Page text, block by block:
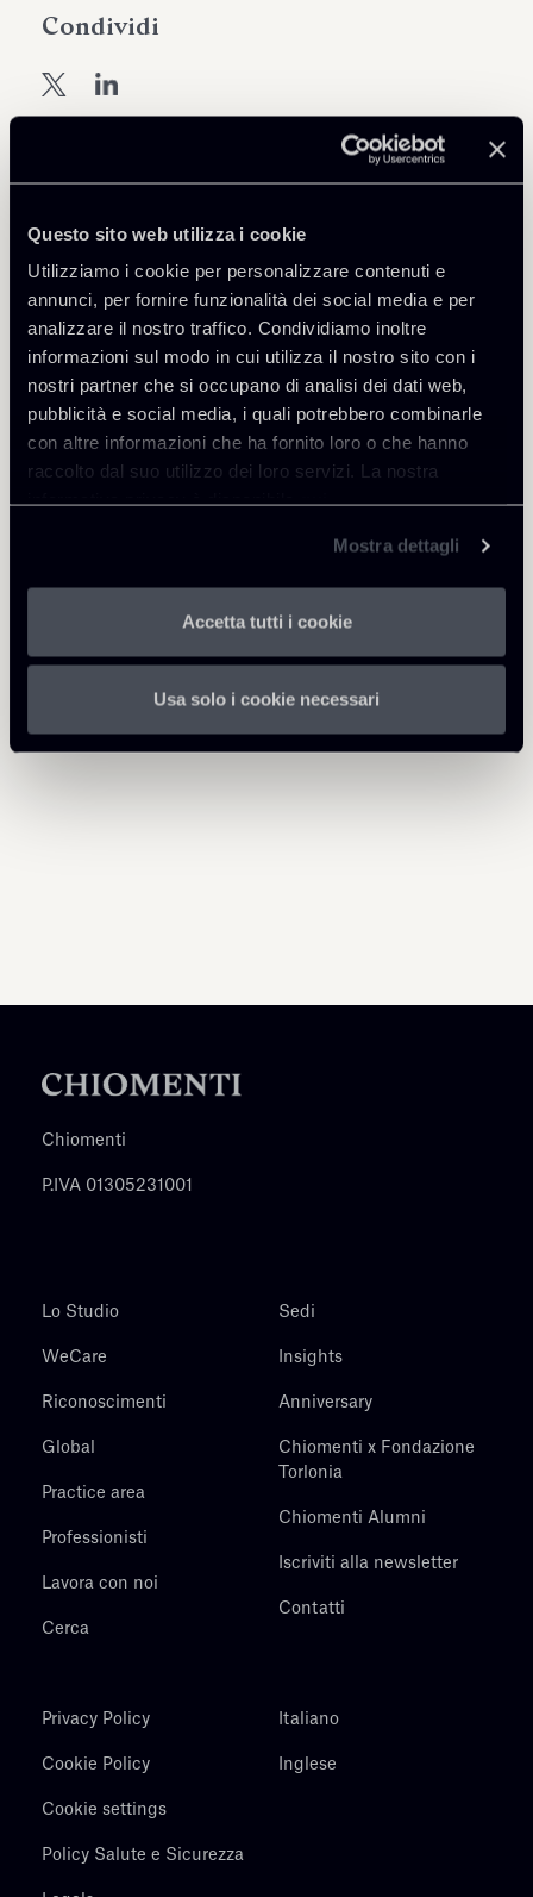
Questo sito web utilizza i cookie
Utilizziamo i cookie per personalizzare contenuti e
annunci, per fornire funzionalità dei social media e per
analizzare il nostro traffico. Condividiamo inoltre
informazioni sul modo in cui utilizza il nostro sito con i
nostri partner che si occupano di analisi dei dati web,
pubblicità e social media, i quali potrebbero combinarle
con altre informazioni che ha fornito loro o che hanno
raccolto dal suo utilizzo dei loro servizi. La nostra
informativa privacy è disponibilequi.
Mostra dettagli
Accetta tutti i cookie
Usa solo i cookie necessari
Approfondisci
Scarica Allegati
Newsalert-Commissione-UE-
Proposta-regolamento-
sovvenzioni-estere-
05052021.pdf
840 Kb
Condividi
Chiomenti
P.IVA 01305231001
Lo Studio
WeCare
Riconoscimenti
Global
Practice area
Professionisti
Lavora con noi
Cerca
Sedi
Insights
Anniversary
Chiomenti x Fondazione
Torlonia
Chiomenti Alumni
Iscriviti alla newsletter
Contatti
Privacy Policy
Cookie Policy
Cookie settings
Policy Salute e Sicurezza
Italiano
Inglese